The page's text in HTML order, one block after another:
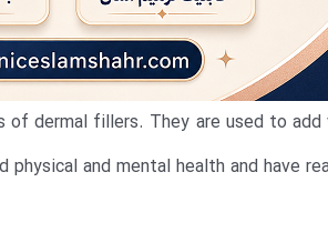
dermal fillers. They are used to
and mental health and have